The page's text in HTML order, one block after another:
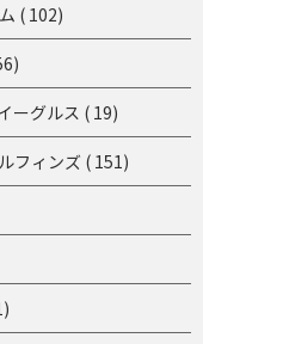
( 102)
ーグルス ( 19)
フィンズ ( 151)